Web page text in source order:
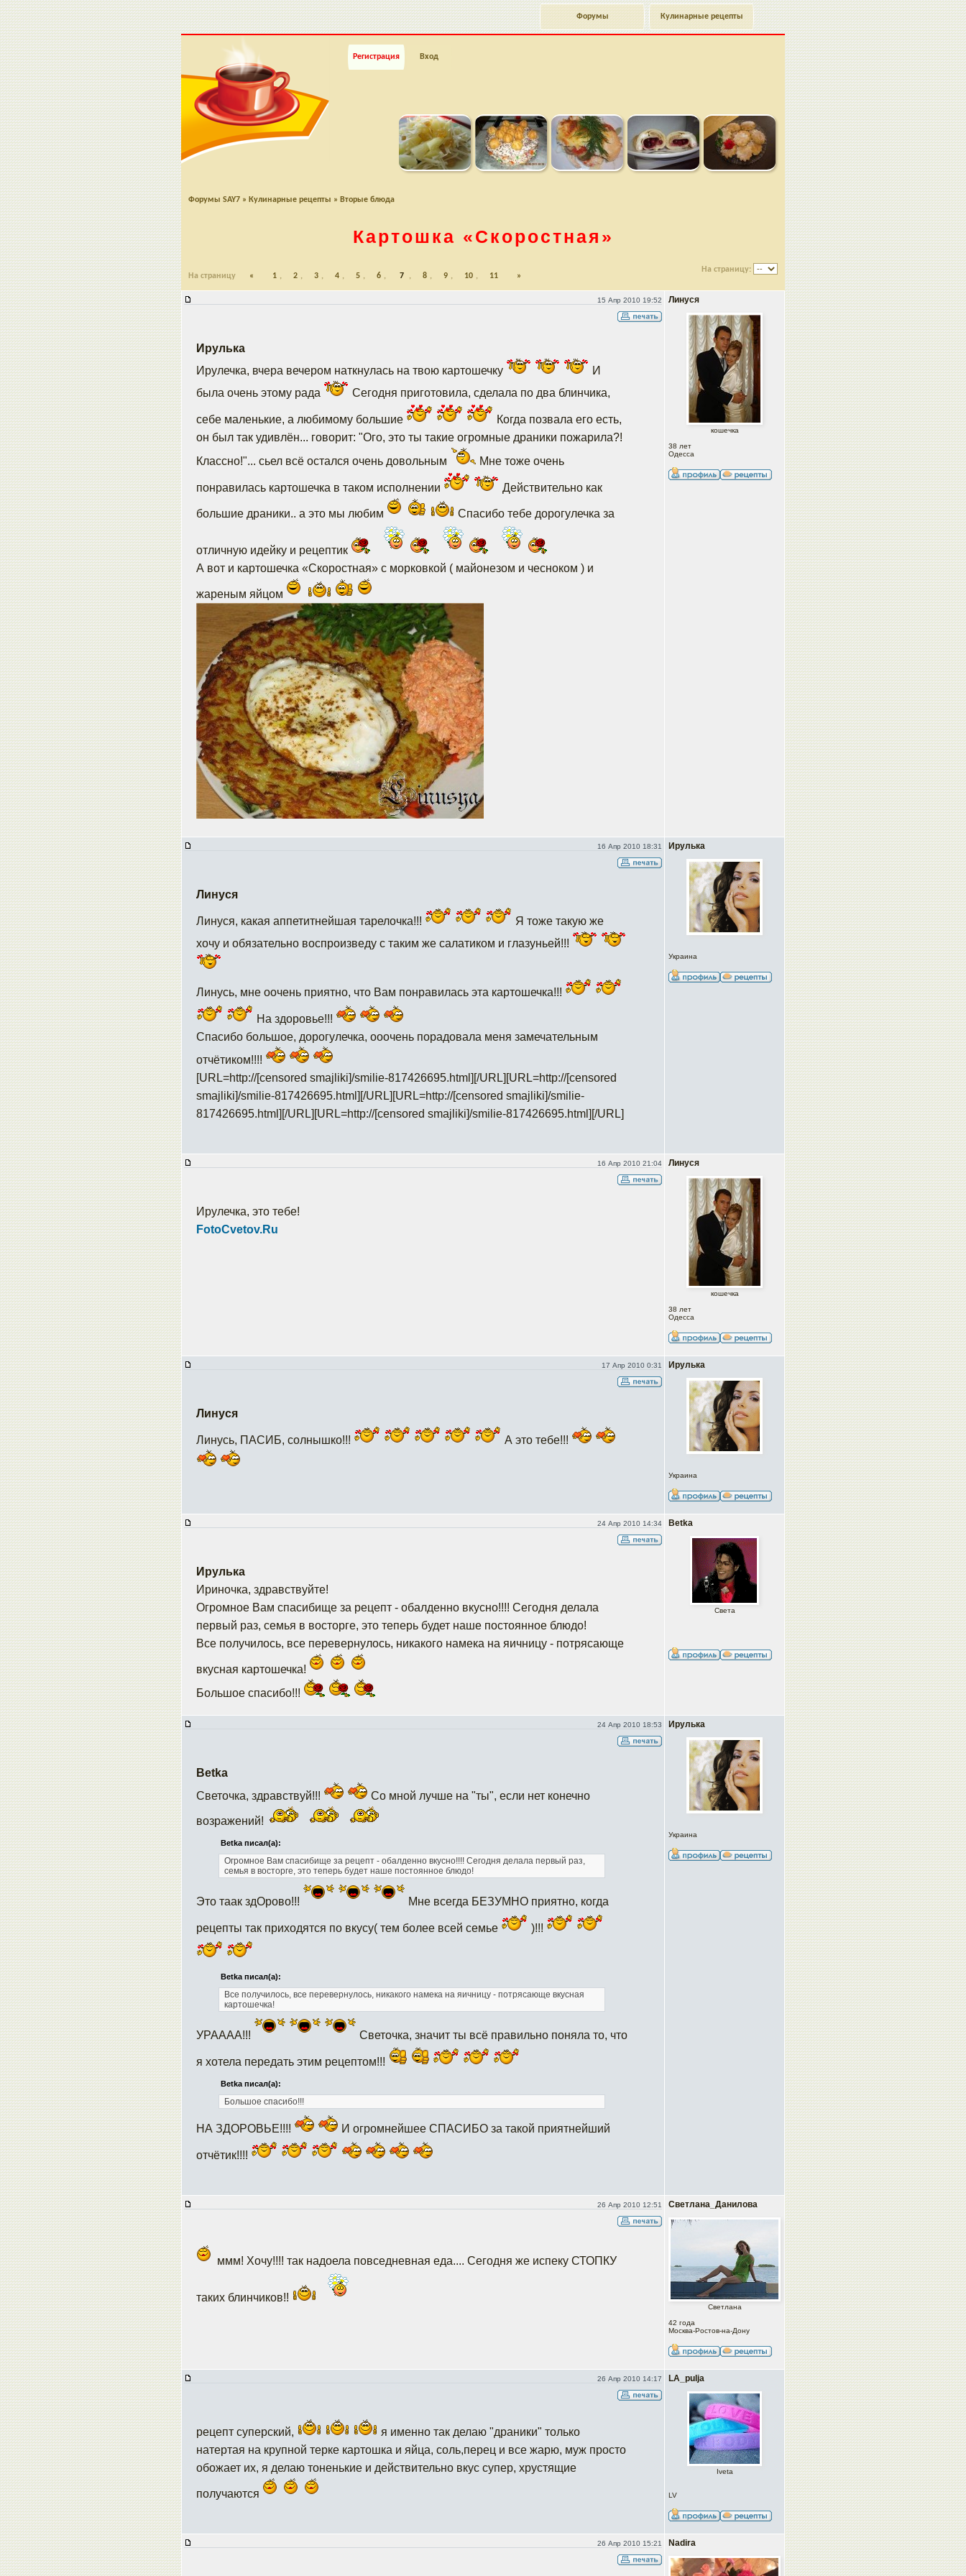
Кулинарные рецепты
Форумы
Регистрация Вход
Форумы SAY7 » Кулинарные рецепты » Вторые блюда
Картошка «Скоростная»
На страницу:
На страницу « 1 , 2 , 3 , 4 , 5 , 6 , 7 , 8 , 9 , 10 , 11 »
15 Апр 2010 19:52 Линуся
кошечка
38 лет
Одесса
Ирулька
Ирулечка, вчера вечером наткнулась на твою картошечку
И
была очень этому рада
Сегодня приготовила, сделала по два блинчика,
себе маленькие, а любимому большие
Когда позвала его есть,
он был так удивлён... говорит: "Ого, это ты такие огромные драники пожарила?!
Классно!"... сьел всё остался очень довольным
Мне тоже очень
понравилась картошечка в таком исполнении Действительно как
большие драники.. а это мы любим Спасибо тебе дорогулечка за
отличную идейку и рецептик
А вот и картошечка «Скоростная» с морковкой ( майонезом и чесноком ) и
жареным яйцом
16 Апр 2010 18:31 Ирулька
Украина
Линуся
Линуся, какая аппетитнейшая тарелочка!!!
Я тоже такую же
хочу и обязательно воспроизведу с таким же салатиком и глазуньей!!!
Линусь, мне оочень приятно, что Вам понравилась эта картошечка!!!
На здоровье!!!
Спасибо большое, дорогулечка, ооочень порадовала меня замечательным
отчётиком!!!!
[URL=http://[censored smajliki]/smilie-817426695.html] [/URL][URL=http://[censored
smajliki]/smilie-817426695.html] [/URL][URL=http://[censored smajliki]/smilie-
817426695.html] [/URL][URL=http://[censored smajliki]/smilie-817426695.html] [/URL]
16 Апр 2010 21:04 Линуся
кошечка
38 лет
Одесса
Ирулечка, это тебе!
FotoCvetov.Ru
17 Апр 2010 0:31 Ирулька
Украина
Линуся
Линусь, ПАСИБ, солнышко!!! А это тебе!!!
24 Апр 2010 14:34 Betka
Света
Ирулька
Ириночка, здравствуйте!
Огромное Вам спасибище за рецепт - обалденно вкусно!!!! Сегодня делала
первый раз, семья в восторге, это теперь будет наше постоянное блюдо!
Все получилось, все перевернулось, никакого намека на яичницу - потрясающе
вкусная картошечка!
Большое спасибо!!!
24 Апр 2010 18:53 Ирулька
Украина
Betka
Светочка, здравствуй!!!
Со мной лучше на "ты", если нет конечно
возражений!
Betka писал(а):
Огромное Вам спасибище за рецепт - обалденно вкусно!!!! Сегодня делала первый раз,
семья в восторге, это теперь будет наше постоянное блюдо!
Это таак здОрово!!! Мне всегда БЕЗУМНО приятно, когда
рецепты так приходятся по вкусу( тем более всей семье )!!!
Betka писал(а):
Все получилось, все перевернулось, никакого намека на яичницу - потрясающе вкусная
картошечка!
УРАААА!!! Светочка, значит ты всё правильно поняла то, что
я хотела передать этим рецептом!!!
Betka писал(а):
Большое спасибо!!!
НА ЗДОРОВЬЕ!!!! И огромнейшее СПАСИБО за такой приятнейший
отчётик!!!!
26 Апр 2010 12:51 Светлана_Данилова
Светлана
42 года
Москва-Ростов-на-Дону
ммм! Хочу!!!! так надоела повседневная еда.... Сегодня же испеку СТОПКУ
таких блинчиков!!
26 Апр 2010 14:17 LA_pulja
Iveta
LV
рецепт суперский,
я именно так делаю "драники" только
натертая на крупной терке картошка и яйца, соль,перец и все жарю, муж просто
обожает их, я делаю тоненькие и действительно вкус супер, хрустящие
получаются
26 Апр 2010 15:21 Nadira